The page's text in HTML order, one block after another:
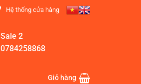
Hệ thống cửa hàng
Sale 2
0784258868
Giỏ hàng